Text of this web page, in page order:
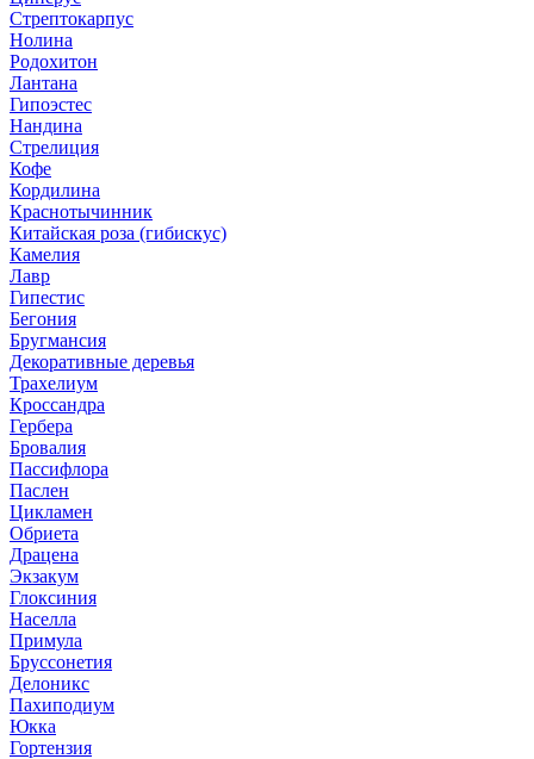
Стрептокарпус
Нолина
Родохитон
Лантана
Гипоэстес
Нандина
Стрелиция
Кофе
Кордилина
Краснотычинник
Китайская роза (гибискус)
Камелия
Лавр
Гипестис
Бегония
Бругмансия
Декоративные деревья
Трахелиум
Кроссандра
Гербера
Бровалия
Пассифлора
Паслен
Цикламен
Обриета
Драцена
Экзакум
Глоксиния
Населла
Примула
Бруссонетия
Делоникс
Пахиподиум
Юкка
Гортензия